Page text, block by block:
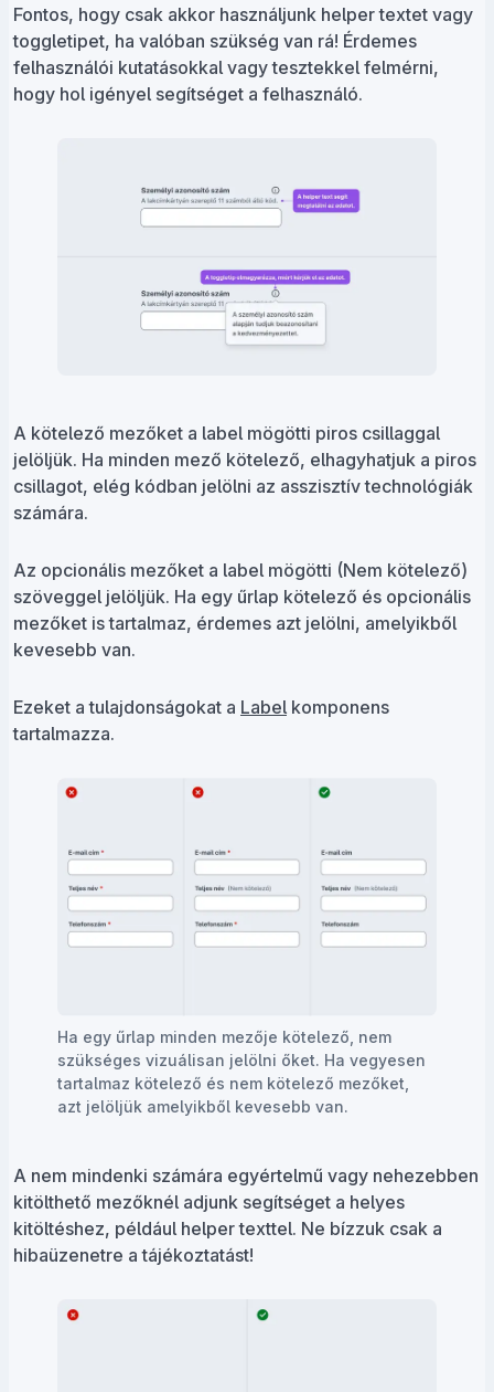
Fontos, hogy csak akkor használjunk helper textet vagy
toggletipet, ha valóban szükség van rá! Érdemes
felhasználói kutatásokkal vagy tesztekkel felmérni,
hogy hol igényel segítséget a felhasználó.
A kötelező mezőket a label mögötti piros csillaggal
jelöljük. Ha minden mező kötelező, elhagyhatjuk a piros
csillagot, elég kódban jelölni az asszisztív technológiák
számára.
Az opcionális mezőket a label mögötti (Nem kötelező)
szöveggel jelöljük. Ha egy űrlap kötelező és opcionális
mezőket is tartalmaz, érdemes azt jelölni, amelyikből
kevesebb van.
Ezeket a tulajdonságokat a Labelkomponens
tartalmazza.
Ha egy űrlap minden mezője kötelező, nem
szükséges vizuálisan jelölni őket. Ha vegyesen
tartalmaz kötelező és nem kötelező mezőket,
azt jelöljük amelyikből kevesebb van.
A nem mindenki számára egyértelmű vagy nehezebben
kitölthető mezőknél adjunk segítséget a helyes
kitöltéshez, például helper texttel. Ne bízzuk csak a
hibaüzenetre a tájékoztatást!